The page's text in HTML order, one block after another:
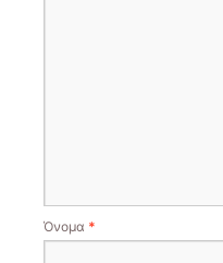
Όνομα *